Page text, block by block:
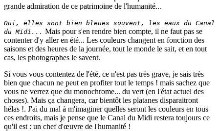
grande admiration de ce patrimoine de l'humanité...
Oui, elles sont bien bleues souvent, les eaux du Canal
du Midi... Mais pour s'en rendre bien compte, il ne faut pas se
contenter d'y aller en été... Les couleurs changent en fonction des
saisons et des heures de la journée, tout le monde le sait, et en tout
cas, les photographes le savent.
Si vous vous contentez de l'été, ce n'est pas très grave, je sais très
bien que chacun ne peut en profiter tout le temps ! mais sachez que
vous ne verrez que du monochrome... du vert (en l'état actuel des
choses). Mais ça changera, car bientôt les platanes disparaitront
hélas !. J'ai du mal à m'imaginer quelles seront les couleurs en tous
ces endroits, mais je pense que le Canal du Midi restera toujours ce
qu'il est : un chef d'œuvre de l'humanité !